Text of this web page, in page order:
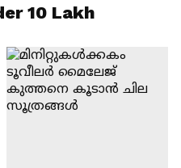
10 Lakh